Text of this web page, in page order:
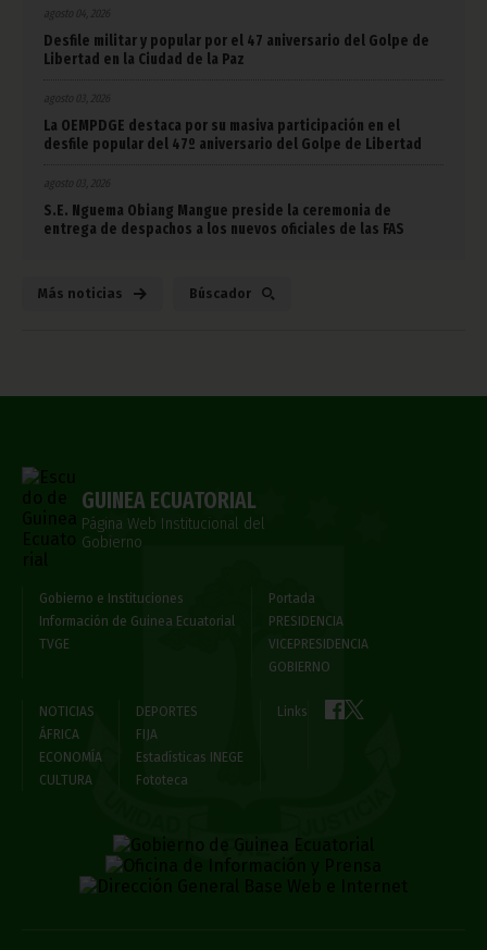
agosto 04, 2026
Desfile militar y popular por el 47 aniversario del Golpe de
Libertad en la Ciudad de la Paz
agosto 03, 2026
La OEMPDGE destaca por su masiva participación en el
desfile popular del 47º aniversario del Golpe de Libertad
agosto 03, 2026
S.E. Nguema Obiang Mangue preside la ceremonia de
entrega de despachos a los nuevos oficiales de las FAS
Más noticias Búscador
GUINEA ECUATORIAL
Página Web Institucional del
Gobierno
Gobierno e Instituciones
Información de Guinea Ecuatorial
TVGE
Portada
PRESIDENCIA
VICEPRESIDENCIA
GOBIERNO
NOTICIAS
ÁFRICA
ECONOMÍA
CULTURA
DEPORTES
FIJA
Estadísticas INEGE
Fototeca
Links